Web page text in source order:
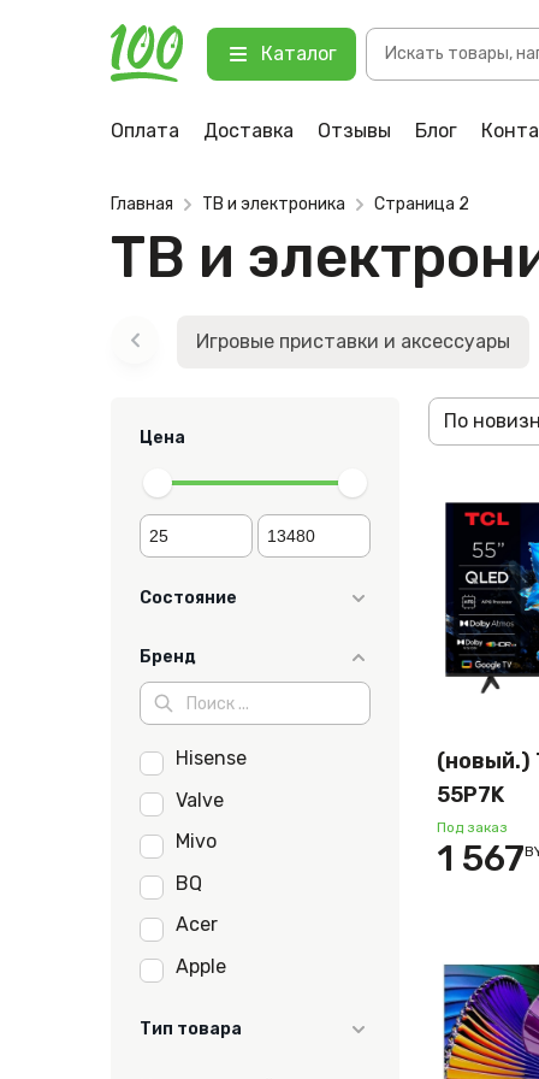
Каталог
Поиск
товаров
Оплата Доставка Отзывы Блог
Главная ТВ и электроника Страница 2
ТВ и
Игровые приставки и аксессуары
Цена
Состояние
как новый
новый
отличное
хорошее
Бренд
Hisense
Valve
Mivo
BQ
Acer
Apple
Тип товара
По
(новый.)
55P7K
Под заказ
1 567